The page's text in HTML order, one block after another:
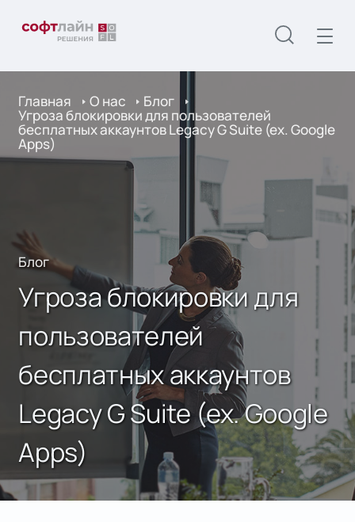
Главная О нас Блог
Угроза блокировки для пользователей
бесплатных аккаунтов Legacy G Suite (ex. Google
Apps)
Блог
Угроза блокировки для
пользователей
бесплатных аккаунтов
Legacy G Suite (ex. Google
Apps)